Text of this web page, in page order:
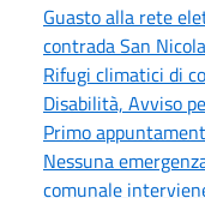
Guasto alla rete
contrada San
Rifugi climatici di
Disabilità, Avviso
Primo
Nessuna
comunale